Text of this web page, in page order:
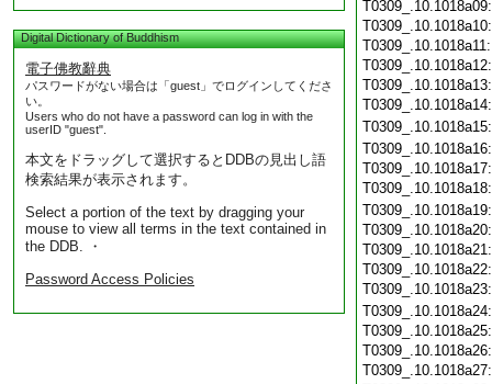
Digital Dictionary of Buddhism
電子佛教辭典
パスワードがない場合は「guest」でログインしてくださ
い。
Users who do not have a password can log in with the
userID "guest".
本文をドラッグして選択するとDDBの見出し語
検索結果が表示されます。
Select a portion of the text by dragging your
mouse to view all terms in the text contained in
the DDB. ・
Password Access Policies